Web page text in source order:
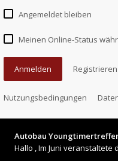
Angemeldet bleiben
Meinen Online-Status
Anmelden Registrieren
Nutzungsbedingungen
Autobau